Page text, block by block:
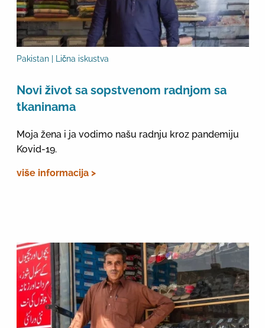
Pakistan | Lična iskustva
Novi život sa sopstvenom radnjom sa
tkaninama
Moja žena i ja vodimo našu radnju kroz pandemiju
Kovid-19.
više informacija >